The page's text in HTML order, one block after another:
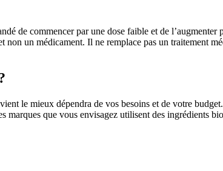
de commencer par une dose faible et de l’augmenter
un médicament. Il ne remplace pas un traitement
le mieux dépendra de vos besoins et de votre
que vous envisagez utilisent des ingrédients